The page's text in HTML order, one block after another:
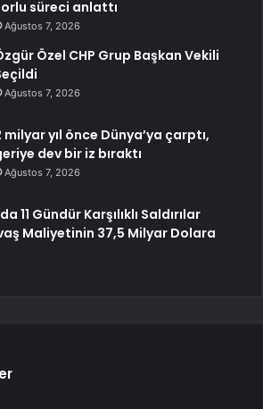
süreci anlattı
Ağustos 7, 2026
Özel CHP Grup Başkan Vekili
Ağustos 7, 2026
milyar yıl önce Dünya’ya çarptı,
dev bir iz bıraktı
Ağustos 7, 2026
11 Gündür Karşılıklı Saldırılar
Maliyetinin 37,5 Milyar Dolara